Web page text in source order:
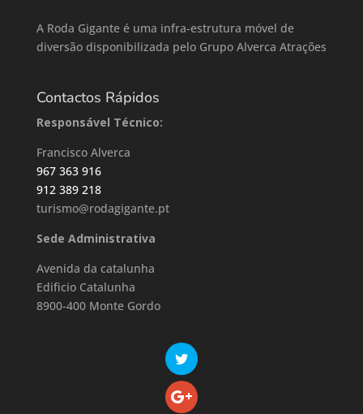
A Roda Gigante é uma infra-estrutura móvel de
diversão disponibilizada pelo Grupo Alverca Atrações
Contactos Rápidos
Responsável Técnico:
Francisco Alverca
967 363 916
912 389 218
turismo@rodagigante.pt
Sede Administrativa
Avenida da catalunha
Edificio Catalunha
8900-400 Monte Gordo